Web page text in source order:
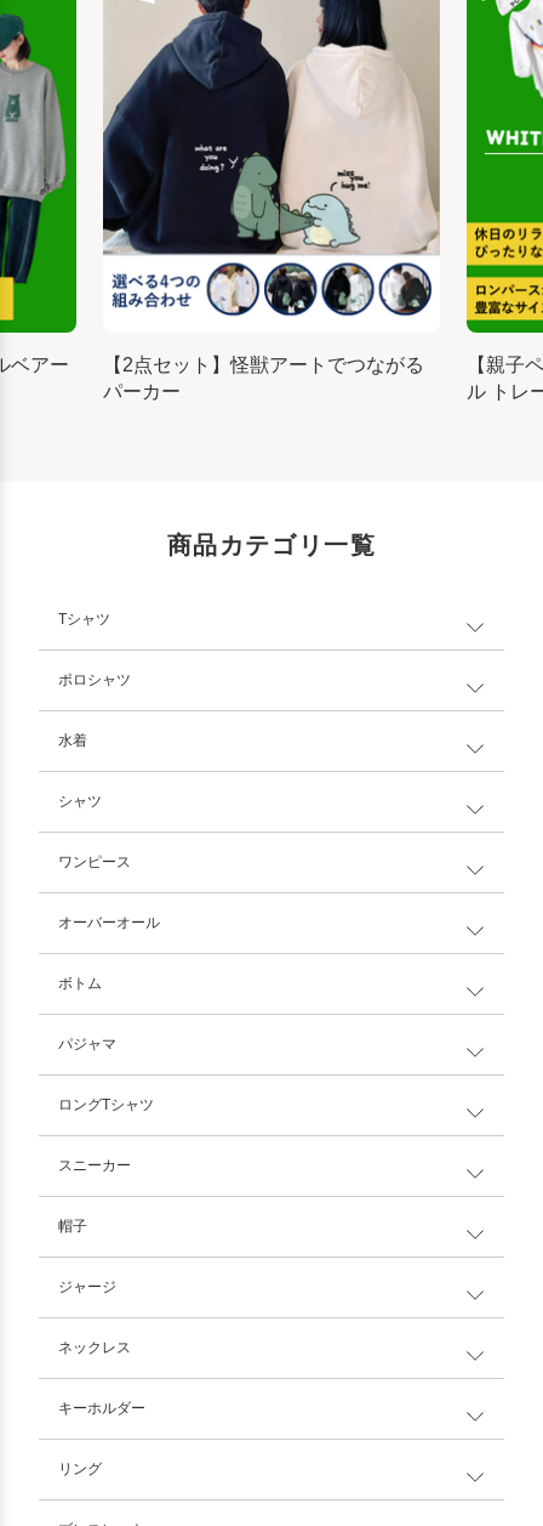
ベアー
【2点セット】怪獣アートでつながる
パーカー
【親子
ル トレ
商品カテゴリ一覧
Tシャツ
ポロシャツ
水着
シャツ
ワンピース
オーバーオール
ボトム
パジャマ
ロングTシャツ
スニーカー
帽子
ジャージ
ネックレス
キーホルダー
リング